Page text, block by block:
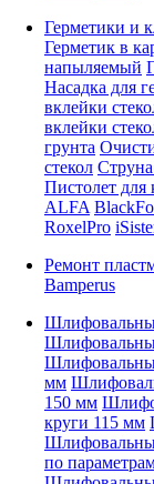
Герметики и
Герметик в
напыляемый
Насадка для
вклейки
вклейки
грунта
стекол Струна
Пистолет для
ALFA
RoxelPro
Ремонт
Bamperus
мм
150 мм
круги 115 мм
по